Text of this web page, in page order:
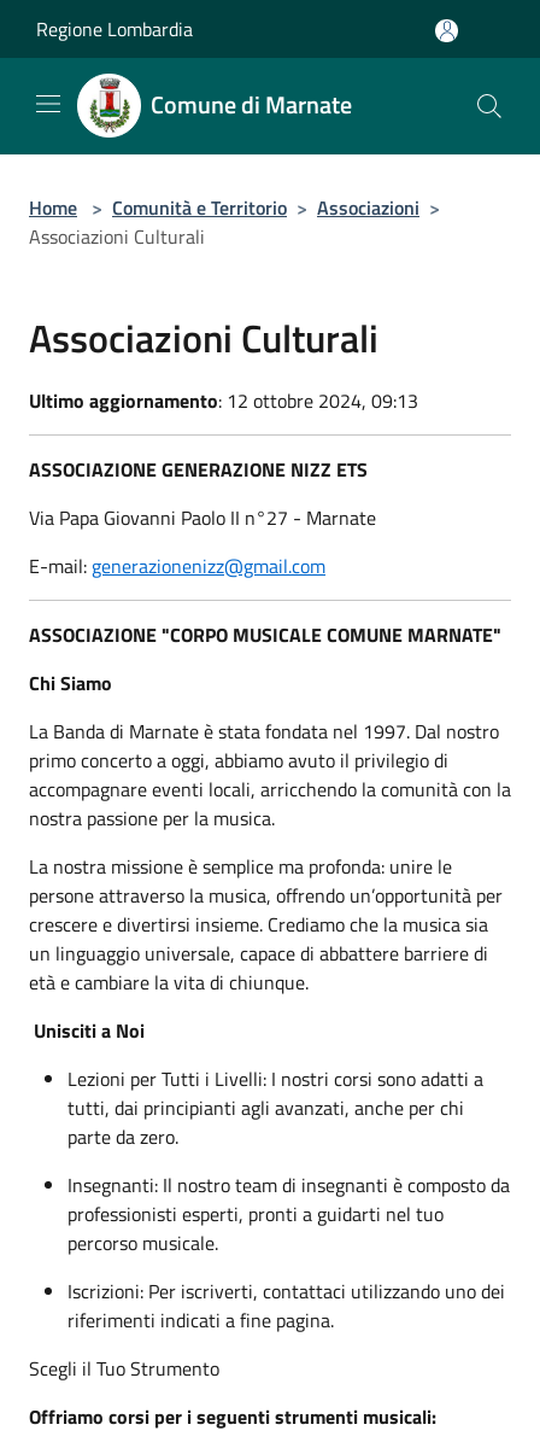
Regione Lombardia
Comune di Marnate
Home > Comunità e Territorio > Associazioni >
Associazioni Culturali
Associazioni Culturali
Ultimo aggiornamento: 12 ottobre 2024, 09:13
ASSOCIAZIONE GENERAZIONE NIZZ ETS
Via Papa Giovanni Paolo II n°27 - Marnate
E-mail: generazionenizz@gmail.com
ASSOCIAZIONE "CORPO MUSICALE COMUNE MARNATE"
Chi Siamo
La Banda di Marnate è stata fondata nel 1997. Dal nostro
primo concerto a oggi, abbiamo avuto il privilegio di
accompagnare eventi locali, arricchendo la comunità con la
nostra passione per la musica.
La nostra missione è semplice ma profonda: unire le
persone attraverso la musica, offrendo un’opportunità per
crescere e divertirsi insieme. Crediamo che la musica sia
un linguaggio universale, capace di abbattere barriere di
età e cambiare la vita di chiunque.
Unisciti a Noi
Lezioni per Tutti i Livelli: I nostri corsi sono adatti a
tutti, dai principianti agli avanzati, anche per chi
parte da zero.
Insegnanti: Il nostro team di insegnanti è composto da
professionisti esperti, pronti a guidarti nel tuo
percorso musicale.
Iscrizioni: Per iscriverti, contattaci utilizzando uno dei
riferimenti indicati a fine pagina.
Scegli il Tuo Strumento
Offriamo corsi per i seguenti strumenti musicali: